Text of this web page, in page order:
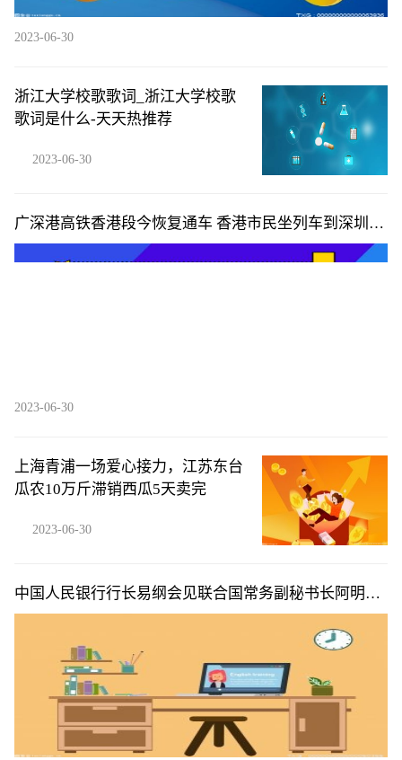
2023-06-30
浙江大学校歌歌词_浙江大学校歌
歌词是什么-天天热推荐
2023-06-30
广深港高铁香港段今恢复通车 香港市民坐列车到深圳喝
早茶-全球新视野
2023-06-30
上海青浦一场爱心接力，江苏东台
瓜农10万斤滞销西瓜5天卖完
2023-06-30
中国人民银行行长易纲会见联合国常务副秘书长阿明娜·
穆罕默德|天天简讯